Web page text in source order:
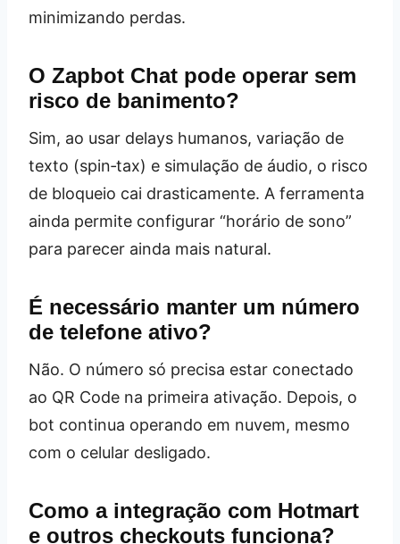
minimizando perdas.
O Zapbot Chat pode operar sem
risco de banimento?
Sim, ao usar delays humanos, variação de
texto (spin‑tax) e simulação de áudio, o risco
de bloqueio cai drasticamente. A ferramenta
ainda permite configurar “horário de sono”
para parecer ainda mais natural.
É necessário manter um número
de telefone ativo?
Não. O número só precisa estar conectado
ao QR Code na primeira ativação. Depois, o
bot continua operando em nuvem, mesmo
com o celular desligado.
Como a integração com Hotmart
e outros checkouts funciona?